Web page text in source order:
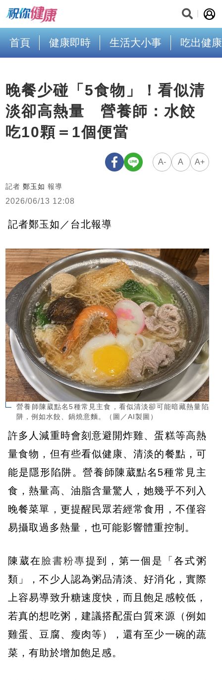
首頁 健康即時 生活大小事 吃出健康
晚餐少碰「5食物」！看似清
淡卻高熱量 營養師：水餃
吃10顆＝1個便當
A- A A+
記者 鄭玉如 報導
2026/06/13 12:08
記者鄭玉如／台北報導
營養師陳葳點名5種常見主食，看似清淡卻可能暗藏熱量陷
阱，例如水餃、鍋燒意麵。（圖／AI製圖）
許多人減重時會刻意避開炸雞、蛋糕等高熱
量食物，但有些看似健康、清淡的餐點，可
能是隱形陷阱。營養師陳葳點名5種常見主
食，熱量高、油脂含量驚人，她幾乎不列入
晚餐菜單，更提醒民眾若經常食用，不僅容
易攝取過多熱量，也可能影響體重控制。
陳葳在臉書粉專提到，第一個是「各式粥
類」，不少人認為粥品清淡、好消化，實際
上容易導致升糖速度快，而且飽足感較低，
若真的想吃粥，建議搭配蛋白質來源（例如
雞蛋、豆腐、瘦肉等），還有至少一碗的蔬
菜，有助於增加飽足感。